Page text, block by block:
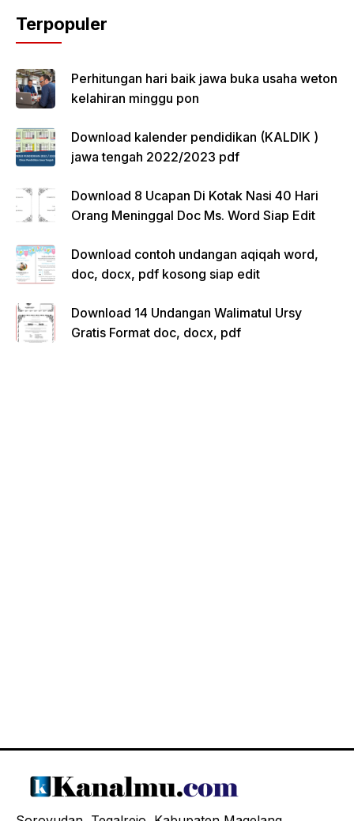
Terpopuler
Perhitungan hari baik jawa buka usaha weton
kelahiran minggu pon
Download kalender pendidikan (KALDIK )
jawa tengah 2022/2023 pdf
Download 8 Ucapan Di Kotak Nasi 40 Hari
Orang Meninggal Doc Ms. Word Siap Edit
Download contoh undangan aqiqah word,
doc, docx, pdf kosong siap edit
Download 14 Undangan Walimatul Ursy
Gratis Format doc, docx, pdf